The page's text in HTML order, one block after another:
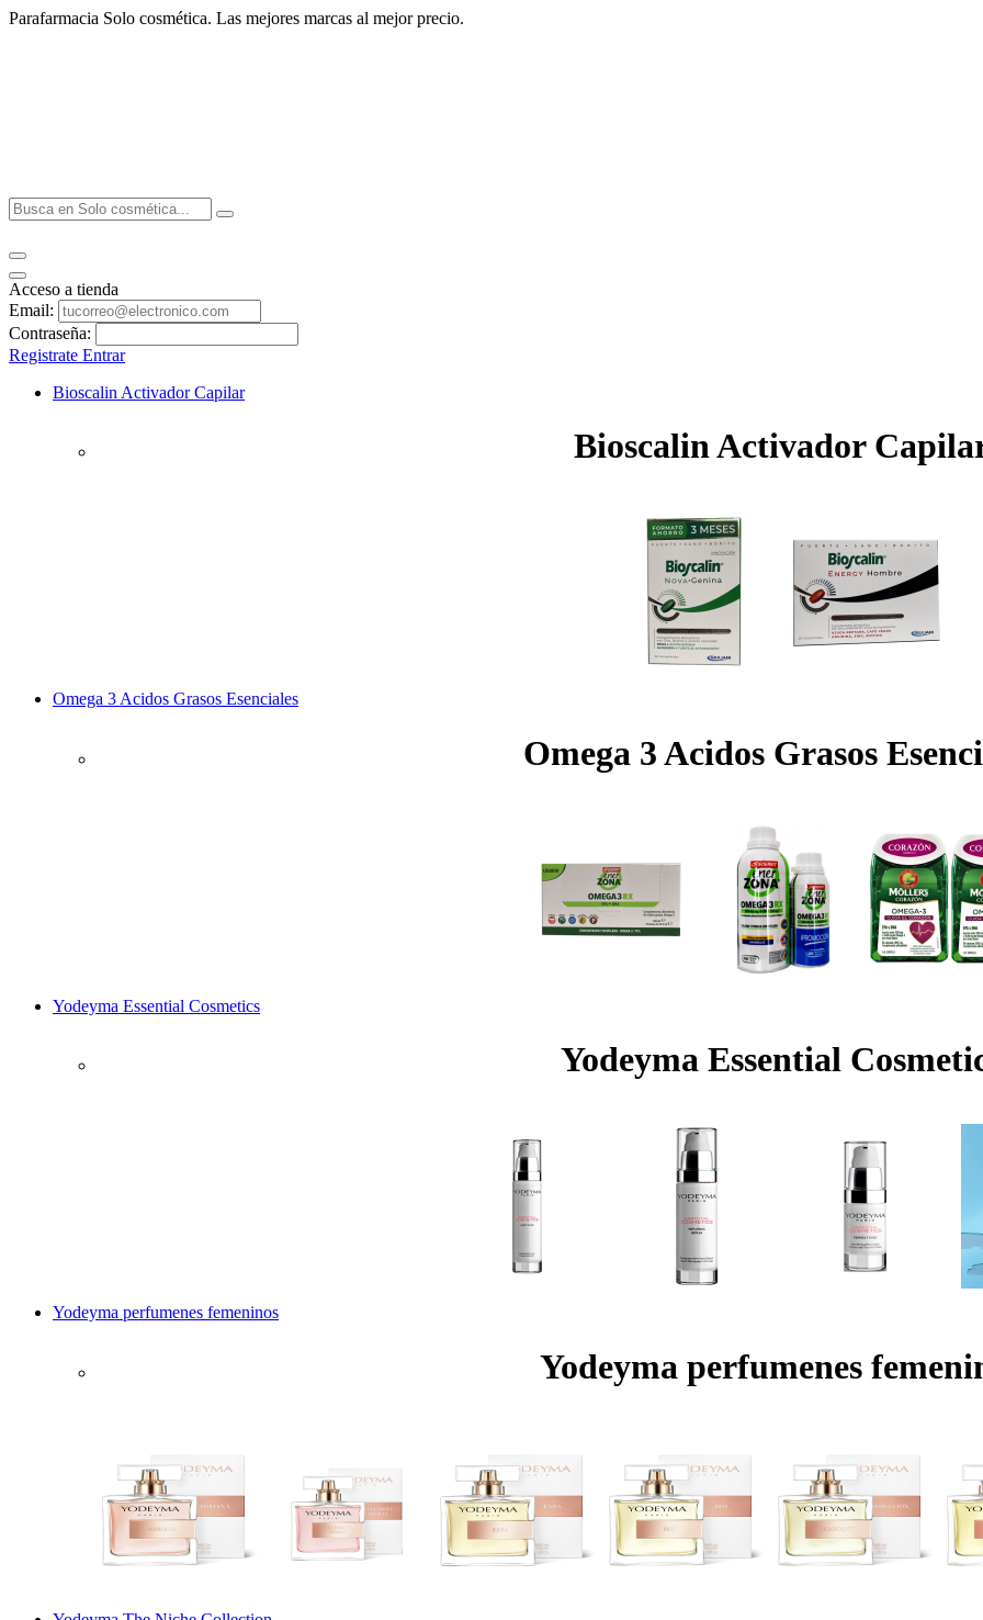
Parafarmacia Solo cosmética. Las mejores marcas al mejor precio.
Acceso a tienda
Email:
Contraseña:
Registrate Entrar
Bioscalin Activador Capilar
Bioscalin Activador
Omega 3 Acidos Grasos Esenciales
Omega 3 Acidos Grasos
Yodeyma Essential Cosmetics
Yodeyma Essential
Yodeyma perfumenes femeninos
Yodeyma perfumenes